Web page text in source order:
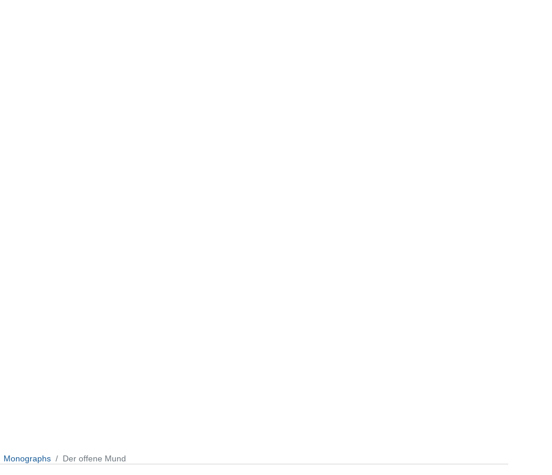
Monographs Der offene Mund